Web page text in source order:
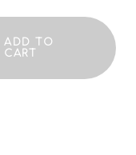
ADD TO
CART